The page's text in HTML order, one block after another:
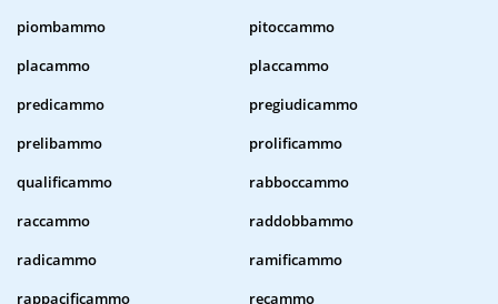
piombammo
pitoccammo
placammo
placcammo
predicammo
pregiudicammo
prelibammo
prolificammo
qualificammo
rabboccammo
raccammo
raddobbammo
radicammo
ramificammo
rappacificammo
recammo